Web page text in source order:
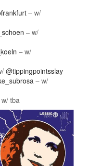
– w/
– w/
– w/
@tippingpointsslay
– w/
tba